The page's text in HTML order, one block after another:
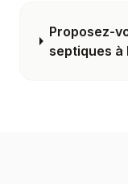
Proposez-
septiques à